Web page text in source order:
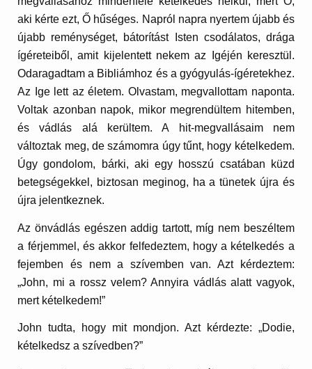
aki kérte ezt, Ő hűséges. Napról napra nyertem újabb és
újabb reménységet, bátorítást Isten csodálatos, drága
ígéreteiből, amit kijelentett nekem az Igéjén keresztül.
Odaragadtam a Bibliámhoz és a gyógyulás-ígéretekhez.
Az Ige lett az életem. Olvastam, megvallottam naponta.
Voltak azonban napok, mikor megrendültem hitemben,
és vádlás alá kerültem. A hit-megvallásaim nem
változtak meg, de számomra úgy tűnt, hogy kételkedem.
Úgy gondolom, bárki, aki egy hosszú csatában küzd
betegségekkel, biztosan meginog, ha a tünetek újra és
újra jelentkeznek.
Az önvádlás egészen addig tartott, míg nem beszéltem
a férjemmel, és akkor felfedeztem, hogy a kételkedés a
fejemben és nem a szívemben van. Azt kérdeztem:
„John, mi a rossz velem? Annyira vádlás alatt vagyok,
mert kételkedem!”
John tudta, hogy mit mondjon. Azt kérdezte: „Dodie,
kételkedsz a szívedben?”